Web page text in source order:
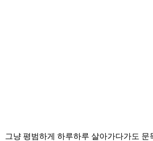
그냥 평범하게 하루하루 살아가다가도 문